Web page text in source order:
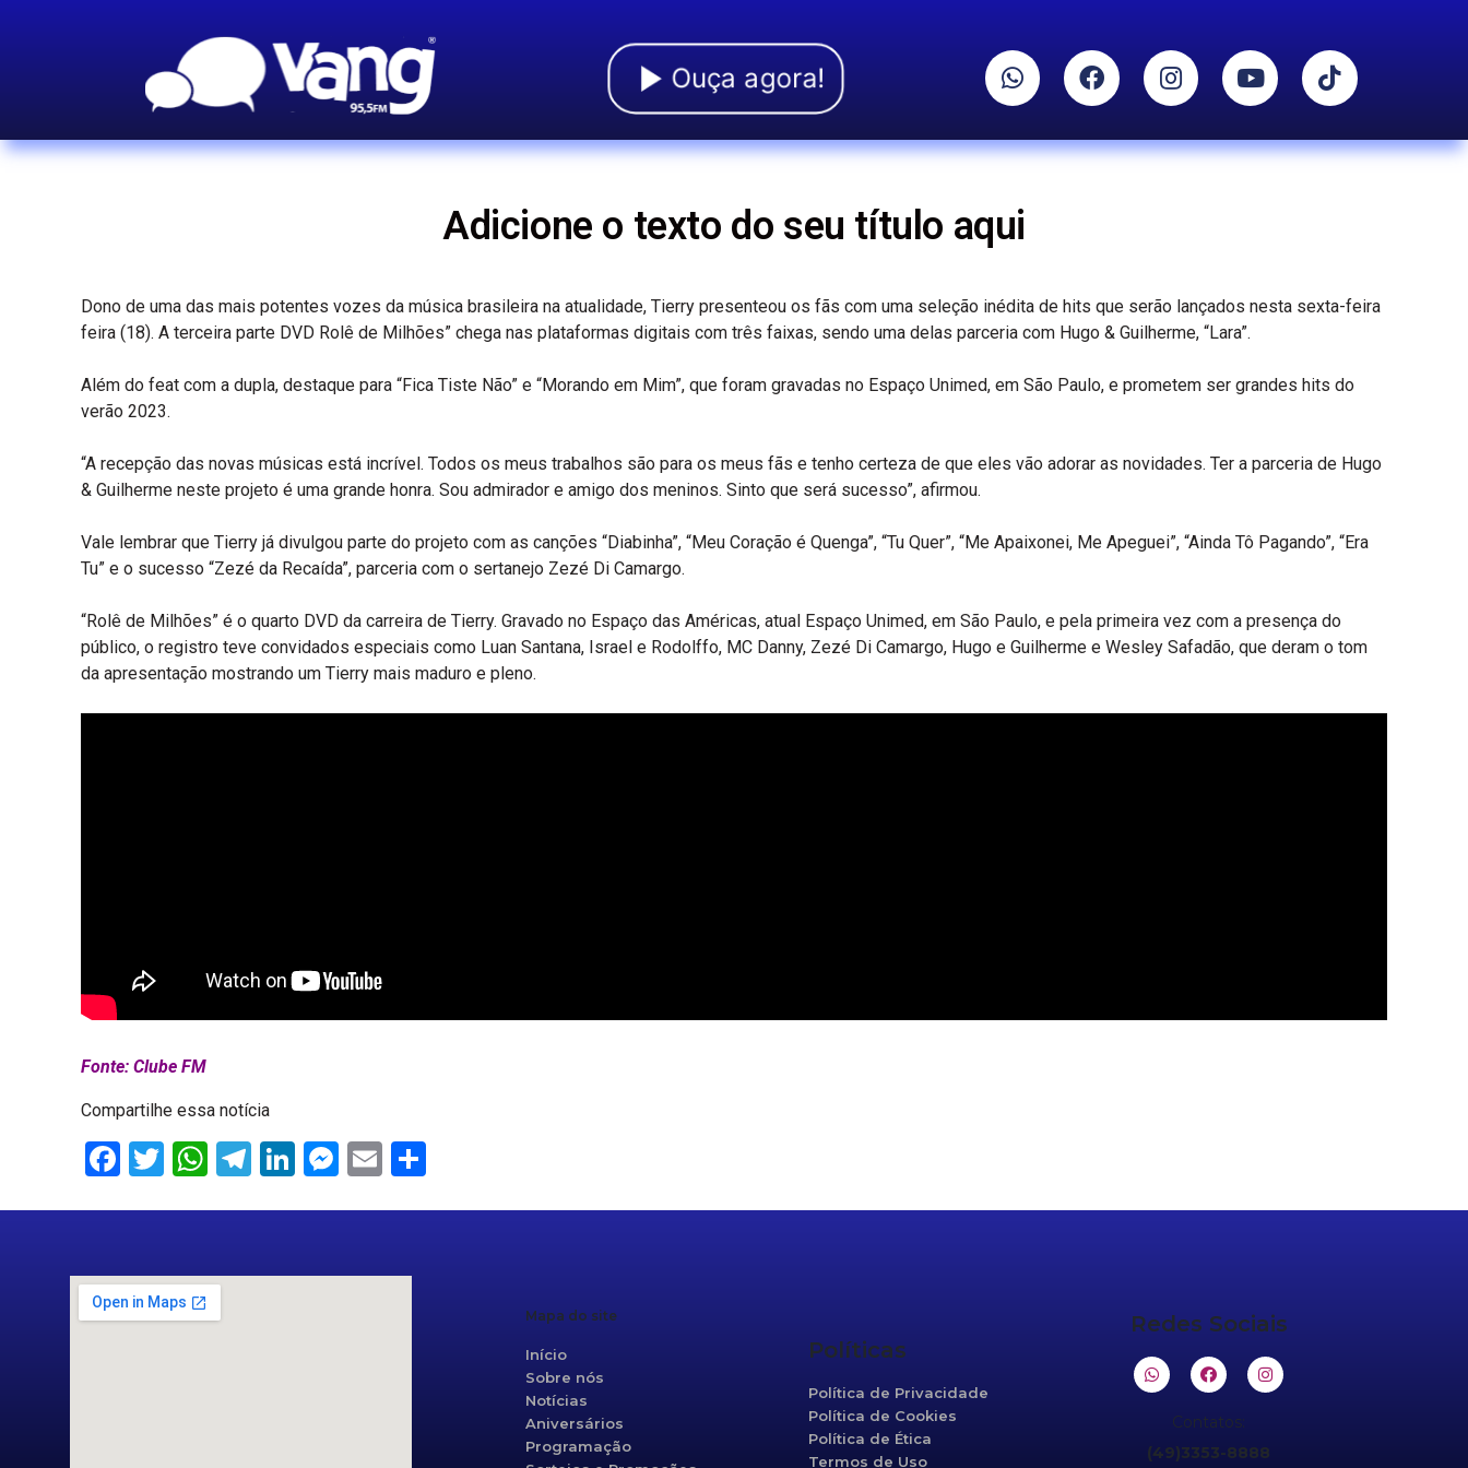
Ouça agora!
Adicione o texto do seu título aqui
Dono de uma das mais potentes vozes da música brasileira na atualidade, Tierry presenteou os fãs com uma seleção inédita de hits que serão lançados nesta sexta-feira
feira (18). A terceira parte DVD Rolê de Milhões” chega nas plataformas digitais com três faixas, sendo uma delas parceria com Hugo & Guilherme, “Lara”.
Além do feat com a dupla, destaque para “Fica Tiste Não” e “Morando em Mim”, que foram gravadas no Espaço Unimed, em São Paulo, e prometem ser grandes hits do
verão 2023.
​“A recepção das novas músicas está incrível. Todos os meus trabalhos são para os meus fãs e tenho certeza de que eles vão adorar as novidades. Ter a parceria de Hugo
& Guilherme neste projeto é uma grande honra. Sou admirador e amigo dos meninos. Sinto que será sucesso”, afirmou.
Vale lembrar que Tierry já divulgou parte do projeto com as canções “Diabinha”, “Meu Coração é Quenga”, “Tu Quer”, “Me Apaixonei, Me Apeguei”, “Ainda Tô Pagando”, “Era
Tu” e o sucesso “Zezé da Recaída”, parceria com o sertanejo Zezé Di Camargo.
“Rolê de Milhões” é o quarto DVD da carreira de Tierry. Gravado no Espaço das Américas, atual Espaço Unimed, em São Paulo, e pela primeira vez com a presença do
público, o registro teve convidados especiais como Luan Santana, Israel e Rodolffo, MC Danny, Zezé Di Camargo, Hugo e Guilherme e Wesley Safadão, que deram o tom
da apresentação mostrando um Tierry mais maduro e pleno.
Fonte: Clube FM
Compartilhe essa notícia
Facebook
Twitter
WhatsApp
Telegram
LinkedIn
Messenger
Email
Mapa do site
Início
Sobre nós
Notícias
Aniversários
Programação
Políticas
Política de Privacidade
Política de Cookies
Política de Ética
Termos de Uso
Redes Sociais
Contatos:
(49)3353-8888